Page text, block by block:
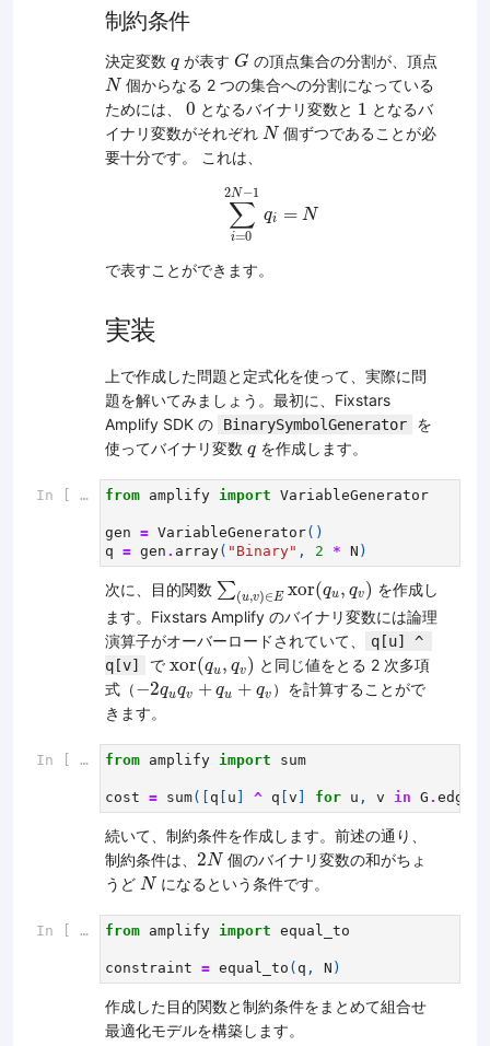
制約条件
決定変数 q
q が表す G
G の頂点集合の分割が、頂点
N
N個からなる 2 つの集合への分割になっている
ためには、 0
0 となるバイナリ変数と 1
1 となるバ
イナリ変数がそれぞれ N
N個ずつであることが必
要十分です。 これは、
2N −1
∑
i=0
qi = N
∑i= 0
で表すことができます。
実装
上で作成した問題と定式化を使って、実際に問
題を解いてみましょう。最初に、Fixstars
Amplify SDK の
BinarySymbolGenerator
を
使ってバイナリ変数 q
q を作成します。
In [ ]: from amplify import VariableGenerator
gen = VariableGenerator()
q = gen . array( "Binary" , 2 * N )
次に、目的関数 ∑(u,v)∈E xor(qu, qv)
∑( xor qv )
を作成し
ます。Fixstars Amplify のバイナリ変数には論理
演算子がオーバーロードされていて、
q[u] ^
q[v]
で xor(qu, qv)
xor(q q v と同じ値をとる 2 次多項
式（−2quqv + qu + qv
2q uq + q +qv ）を計算することがで
きます。
In [ ]: from amplify import sum
cost = sum([ q u ^ q v for u , v in G . edges
続いて、制約条件を作成します。前述の通り、
制約条件は、 2N
2N個のバイナリ変数の和がちょ
うど N
Nになるという条件です。
In [ ]: from amplify import equal_to
constraint = equal_to ( q , N )
作成した目的関数と制約条件をまとめて組合せ
最適化モデルを構築します。